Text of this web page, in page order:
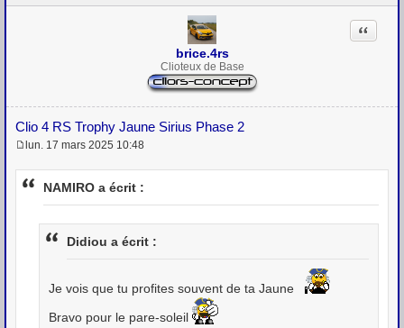
brice.4rs
Clioteux de Base
Clio 4 RS Trophy Jaune Sirius Phase 2
Citation
e
s
lun. 17 mars 2025 10:48
NAMIRO a écrit :
Didiou a écrit :
Je vois que tu profites souvent de ta Jaune
Bravo pour le pare-soleil